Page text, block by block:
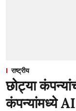
राष्ट्रीय
छोट्या
कंपन्यांमध्ये